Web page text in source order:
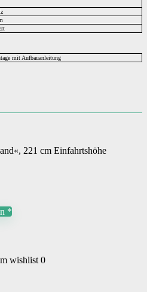
mit Aufbauanleitung
221 cm Einfahrtshöhe
*
wishlist 0